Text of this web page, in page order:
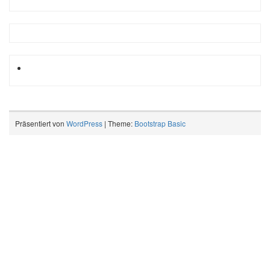
Präsentiert von WordPress | Theme: Bootstrap Basic